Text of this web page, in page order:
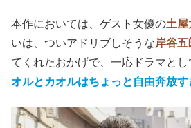
本作においては、ゲスト女優の土屋
いは、ついアドリブしそうな岸谷五
てくれたおかげで、一応ドラマとし
オルとカオルはちょっと自由奔放す